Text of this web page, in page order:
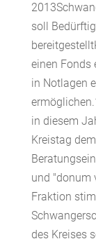
soll
einen Fonds
in Notlagen
in diesem
Kreistag
und "donum
Fraktion
des Kreises